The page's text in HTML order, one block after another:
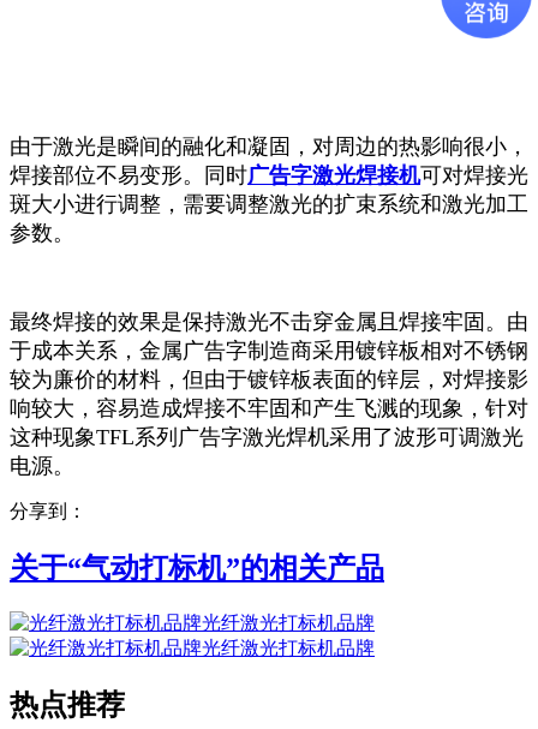
由于激光是瞬间的融化和凝固，对周边的热影响很小，
焊接部位不易变形。同时广告字激光焊接机可对焊接光
斑大小进行调整，需要调整激光的扩束系统和激光加工
参数。
最终焊接的效果是保持激光不击穿金属且焊接牢固。由
于成本关系，金属广告字制造商采用镀锌板相对不锈钢
较为廉价的材料，但由于镀锌板表面的锌层，对焊接影
响较大，容易造成焊接不牢固和产生飞溅的现象，针对
这种现象TFL系列广告字激光焊机采用了波形可调激光
电源。
分享到：
关于“气动打标机”的相关产品
光纤激光打标机品牌
光纤激光打标机品牌
热点推荐